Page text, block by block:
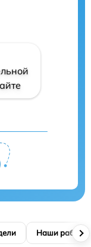
Наши работы